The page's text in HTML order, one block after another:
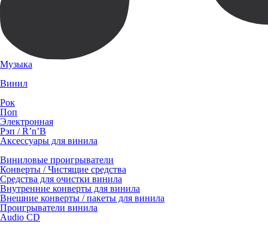
Музыка
Винил
Рок
Поп
Электронная
Рэп / R’n’B
Аксессуары для винила
Виниловые проигрыватели
Конверты / Чистящие средства
Средства для очистки винила
Внутренние конверты для винила
Внешние конверты / пакеты для винила
Проигрыватели винила
Audio CD